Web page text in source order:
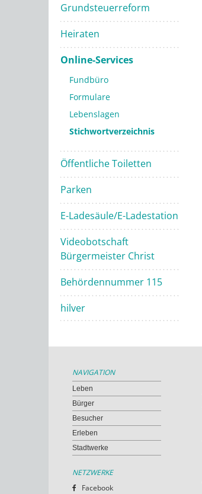
Grundsteuerreform
Heiraten
Online-Services
Fundbüro
Formulare
Lebenslagen
Stichwortverzeichnis
Öffentliche Toiletten
Parken
E-Ladesäule/E-Ladestation
Videobotschaft
Bürgermeister Christ
Behördennummer 115
hilver
NAVIGATION
Leben
Bürger
Besucher
Erleben
Stadtwerke
NETZWERKE
Facebook